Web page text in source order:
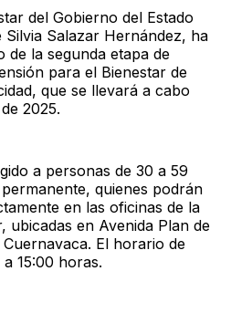
del Gobierno del Estado
Salazar Hernández, ha
de la segunda etapa de
para el Bienestar de
que se llevará a cabo
2025.
a personas de 30 a 59
quienes podrán
en las oficinas de la
ubicadas en Avenida Plan de
El horario de
15:00 horas.